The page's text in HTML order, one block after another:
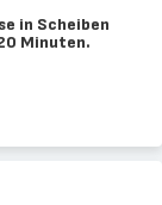
in Scheiben
Minuten.